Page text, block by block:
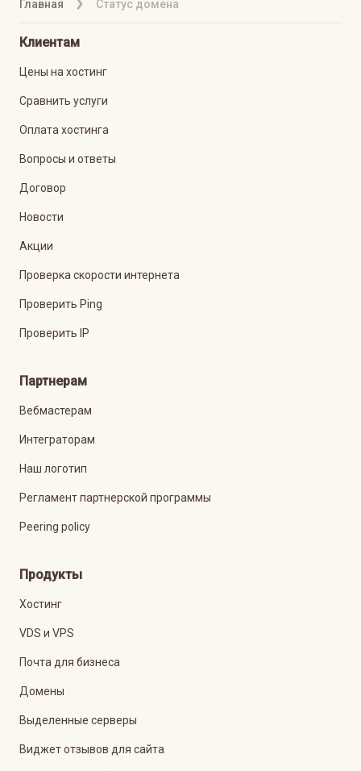
Главная Статус домена
Клиентам
Цены на хостинг
Сравнить услуги
Оплата хостинга
Вопросы и ответы
Договор
Новости
Акции
Проверка скорости интернета
Проверить Ping
Проверить IP
Партнерам
Вебмастерам
Интеграторам
Наш логотип
Регламент партнерской программы
Peering policy
Продукты
Хостинг
VDS и VPS
Почта для бизнеса
Домены
Выделенные серверы
Виджет отзывов для сайта